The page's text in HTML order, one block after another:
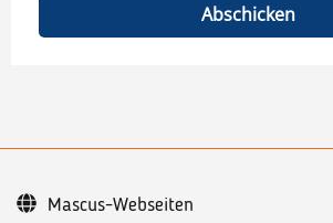
Abschicken
Mascus-Webseiten